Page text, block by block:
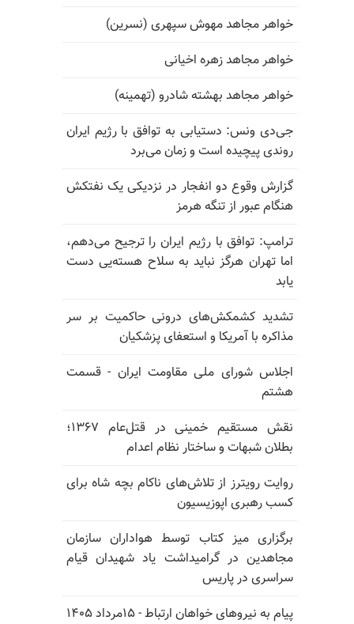
خواهر مجاهد مهوش سپهری (نسرین)
خواهر مجاهد زهره اخیانی
خواهر مجاهد بهشته شادرو (تهمینه)
جی‌دی ونس: دستیابی به توافق با رژیم ایران
روندی پیچیده است و زمان می‌برد
گزارش وقوع دو انفجار در نزدیکی یک نفتکش
هنگام عبور از تنگه هرمز
ترامپ: توافق با رژیم ایران را ترجیح می‌دهم،
اما تهران هرگز نباید به سلاح هسته‌یی دست
یابد
تشدید کشمکش‌های درونی حاکمیت بر سر
مذاکره با آمریکا و استعفای پزشکیان
اجلاس شورای ملی مقاومت ایران - قسمت
هشتم
نقش مستقیم خمینی در قتل‌عام ۱۳۶۷؛
بطلان شبهات و ساختار نظام اعدام
روایت رویترز از تلاش‌های ناکام بچه شاه برای
کسب رهبری اپوزیسیون
برگزاری میز کتاب توسط هواداران سازمان
مجاهدین در گرامیداشت یاد شهیدان قیام
سراسری در پاریس
پیام به نیروهای خواهان ارتباط - ۱۵مرداد ۱۴۰۵